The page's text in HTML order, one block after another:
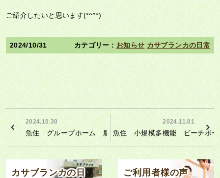
ご紹介したいと思います(*^^*)
お知らせ カサブランカの日常
2024/10/31
2024.10.30
魚住 グループホーム 脳トレ
2024.11.01
魚住 小規模多機能 ビーチボー
カサブランカの日
ご利用者様の声